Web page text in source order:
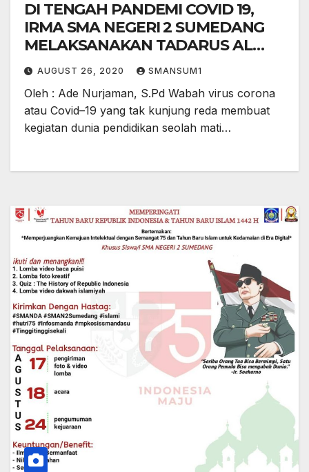
DI TENGAH PANDEMI COVID 19,
IRMA SMA NEGERI 2 SUMEDANG
MELAKSANAKAN TADARUS AL
QURAN SECARA DARING
AUGUST 26, 2020 SMANSUM1
Oleh : Ade Nurjaman, S.Pd Wabah virus corona
atau Covid–19 yang tak kunjung reda membuat
kegiatan dunia pendidikan seolah mati…